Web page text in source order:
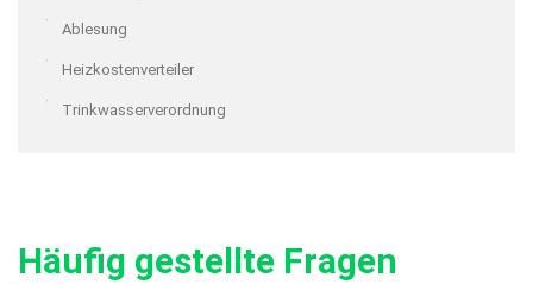
Ablesung
Heizkostenverteiler
Trinkwasserverordnung
Häufig gestellte Fragen